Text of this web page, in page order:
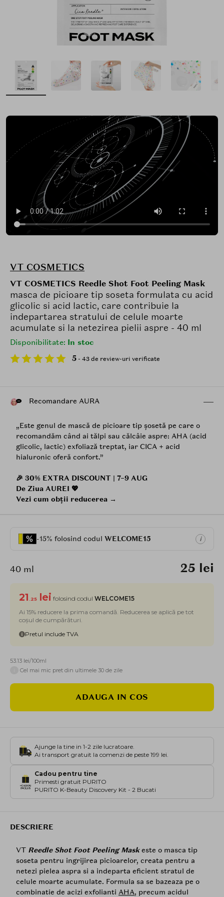
VT COSMETICS
VT COSMETICS Reedle Shot Foot Peeling Mask
masca de picioare tip soseta formulata cu acid
glicolic si acid lactic, care contribuie la
indepartarea stratului de celule moarte
acumulate si la netezirea pielii aspre - 40 ml
Disponibilitate: In stoc
5 - 43 de review-uri verificate
Recomandare AURA
„Este genul de mască de picioare tip șosetă pe care o
recomandăm când ai tălpi sau călcâie aspre: AHA (acid
glicolic, lactic) exfoliază treptat, iar CICA + acid
hialuronic oferă confort.”
🎉 30% EXTRA DISCOUNT | 7–9 AUG
De Ziua AUREI 💖
Vezi cum obții reducerea →
-15% folosind codul WELCOME15 i
40 ml 25 lei
21 .25 lei folosind codul WELCOME15
Ai 15% reducere la prima comandă. Reducerea se aplică pe tot
coșul de cumpărături.
Pretul include TVA
53.13 lei/100ml
Cel mai mic pret din ultimele 30 de zile
ADAUGA IN COS
Ajunge la tine in 1-2 zile lucratoare.
Ai transport gratuit la comenzi de peste 199 lei.
Cadou pentru tine
Primesti gratuit PURITO
PURITO K-Beauty Discovery Kit - 2 Bucati
DESCRIERE
VT Reedle Shot Foot Peeling Maskeste o masca tip
soseta pentru ingrijirea picioarelor, creata pentru a
netezi pielea aspra si a indeparta eficient stratul de
celule moarte acumulate. Formula sa se bazeaza pe o
combinatie de acizi exfolianti AHA, precum acidul